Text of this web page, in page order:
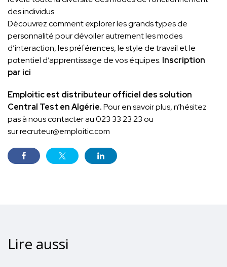
des individus.
Découvrez comment explorer les grands types de
personnalité pour dévoiler autrement les modes
d’interaction, les préférences, le style de travail et le
potentiel d’apprentissage de vos équipes. Inscription
par ici
Emploitic est distributeur officiel des solution
Central Test en Algérie.Pour en savoir plus, n’hésitez
pas à nous contacter au 023 33 23 23 ou
surrecruteur@emploitic.com
Lire aussi